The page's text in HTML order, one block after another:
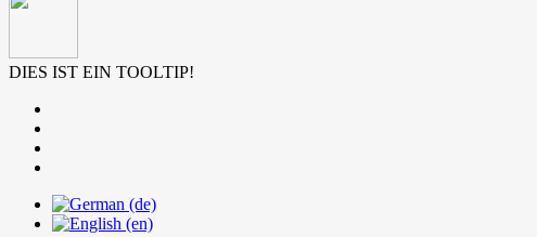
DIES IST EIN TOOLTIP!